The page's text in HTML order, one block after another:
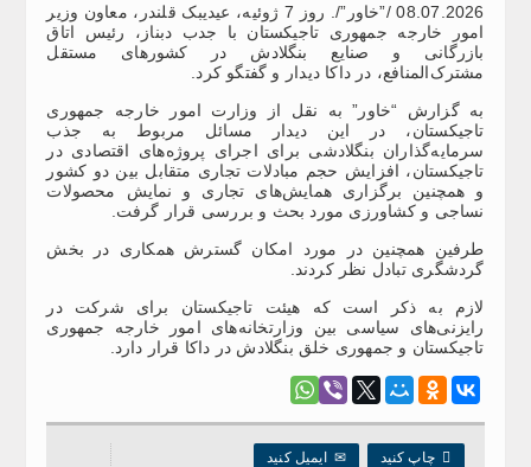
08.07.2026 /”خاور”/. روز 7 ژوئیه، عیدیبک قلندر، معاون وزیر
امور خارجه جمهوری تاجیکستان با جدب دبناز، رئیس اتاق
بازرگانی و صنایع بنگلادش در کشورهای مستقل
مشترک‌المنافع، در داکا دیدار و گفتگو کرد.
به گزارش “خاور” به نقل از وزارت امور خارجه جمهوری
تاجیکستان، در این دیدار مسائل مربوط به جذب
سرمایه‌گذاران بنگلادشی برای اجرای پروژه‌های اقتصادی در
تاجیکستان، افزایش حجم مبادلات تجاری متقابل بین دو کشور
و همچنین برگزاری همایش‌های تجاری و نمایش محصولات
نساجی و کشاورزی مورد بحث و بررسی قرار گرفت.
طرفین همچنین در مورد امکان گسترش همکاری در بخش
گردشگری تبادل نظر کردند.
لازم به ذکر است که هیئت تاجیکستان برای شرکت در
رایزنی‌های سیاسی بین وزارتخانه‌های امور خارجه جمهوری
تاجیکستان و جمهوری خلق بنگلادش در داکا قرار دارد.
 چاپ کنید ✉ایمیل کنید